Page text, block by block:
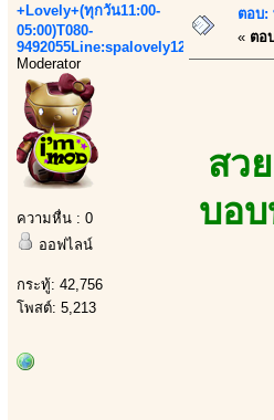
+Lovely+(ทุกวัน11:00-
05:00)T080-
9492055Line:spalovely123
Moderator
ความหื่น : 0
ออฟไลน์
กระทู้: 42,756
โพสต์: 5,213
ตอบ:
« ตอ
สว
บอ